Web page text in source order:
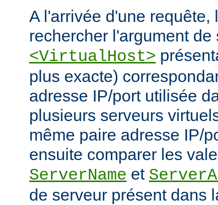
A l'arrivée d'une requête,
rechercher l'argument de
<VirtualHost>
plus exacte)
adresse IP/port utilisée
plusieurs serveurs
même paire adresse IP/
ensuite comparer les
ServerName et
de serveur présent dans